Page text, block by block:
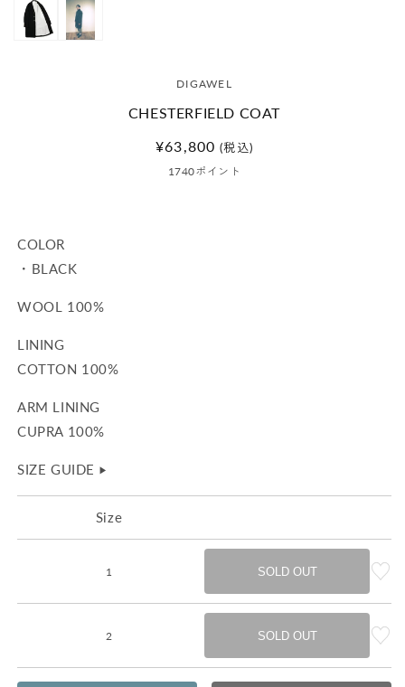
DIGAWEL
CHESTERFIELD COAT
通
常
¥63,800 (税込)
1740ポイント
COLOR
・BLACK
WOOL 100%
LINING
COTTON 100%
ARM LINING
CUPRA 100%
SIZE GUIDE ▶︎
Size
1 SOLD OUT
2 SOLD OUT